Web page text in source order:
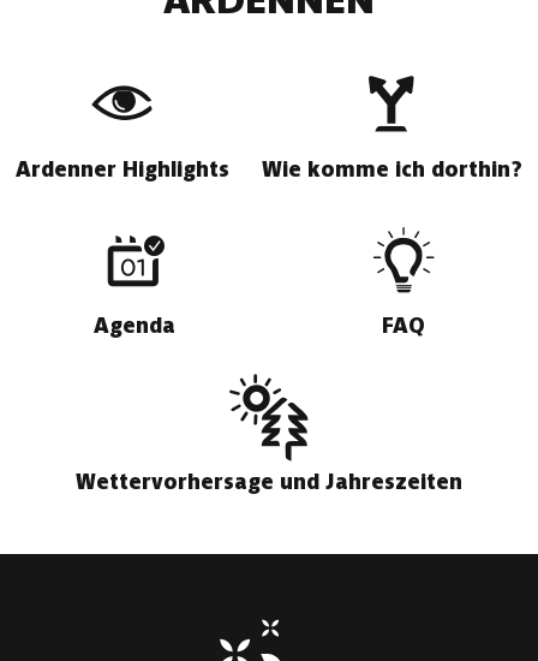
Ardenner Highlights Wie komme ich dorthin?
Agenda FAQ
Wettervorhersage und Jahreszeiten